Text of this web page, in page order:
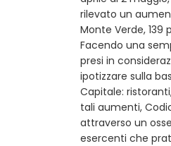
rilevato un
Monte Verde, 139
Facendo una
presi in
ipotizzare sulla
Capitale:
tali aumenti,
attraverso un
esercenti che